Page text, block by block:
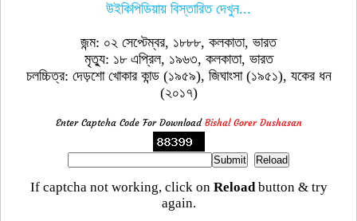
উইকিপিডিয়ায় বিস্তারিত দেখুন...
জন্ম: ০২ সেপ্টেম্বর, ১৮৮৮, কলকাতা, ভারত
মৃত্যু: ১৮ এপ্রিল, ১৯৬৩, কলকাতা, ভারত
চলচ্চিত্র: দেড়শো খোকার কান্ড (১৯৫৯), জিঘাংসা (১৯৫১), যকের ধন
(২০১৭)
Enter Captcha Code For Download Bishal Gorer Dushasan
If captcha not working, click on Reloadbutton & try
again.